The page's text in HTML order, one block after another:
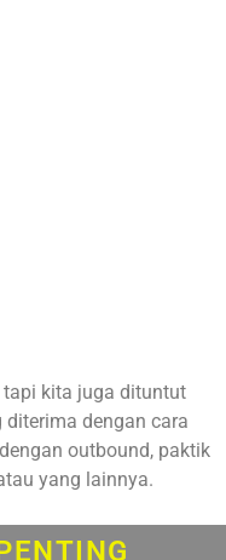
tapi kita juga dituntut
dengan cara
outbound, paktik
yang lainnya.